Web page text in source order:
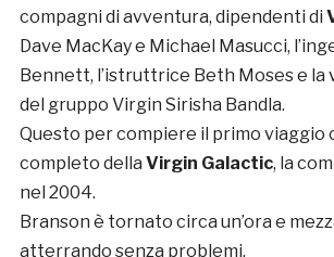
compagni di avventura, dipendenti di
Dave MacKay e Michael Masucci,
Bennett, l’istruttrice Beth Moses e
del gruppo Virgin Sirisha Bandla.
Questo per compiere il primo viaggio
completo della Virgin Galactic, la
nel 2004.
Branson è tornato circa un’ora e
atterrando senza problemi.